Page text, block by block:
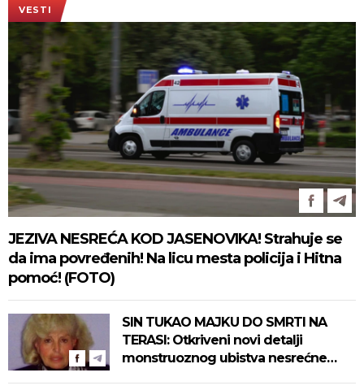
VESTI
JEZIVA NESREĆA KOD JASENOVIKA! Strahuje se
da ima povređenih! Na licu mesta policija i Hitna
pomoć! (FOTO)
SIN TUKAO MAJKU DO SMRTI NA
TERASI: Otkriveni novi detalji
monstruoznog ubistva nesrećne